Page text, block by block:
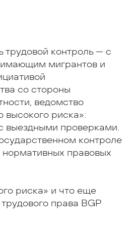
контроль — с
мигрантов и
со стороны
ведомство
высокого риска»:
выездными проверками.
контроле
нормативных правовых
риска» и что еще
права BGP